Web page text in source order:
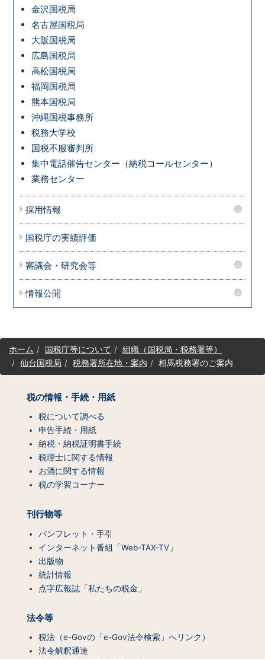
金沢国税局
名古屋国税局
大阪国税局
広島国税局
高松国税局
福岡国税局
熊本国税局
沖縄国税事務所
税務大学校
国税不服審判所
集中電話催告センター（納税コールセンター）
業務センター
採用情報
国税庁の実績評価
審議会・研究会等
情報公開
サ
イホーム 国税庁等について
組織（国税局・税務署等）
仙台国税局
税務署所在地・案内 相馬税務署のご案内
税の情報・手続・用紙
税について調べる
申告手続・用紙
納税・納税証明書手続
税理士に関する情報
お酒に関する情報
税の学習コーナー
刊行物等
パンフレット・手引
インターネット番組「Web-TAX-TV」
出版物
統計情報
点字広報誌「私たちの税金」
法令等
税法（e-Govの「e-Gov法令検索」へリンク）
法令解釈通達